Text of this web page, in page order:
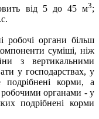
від 5 до 45 м3;
робочі органи більш
суміші, ніж
з вертикальними
у господарствах, у
подрібнені корми, а
органами - у
подрібнені корми